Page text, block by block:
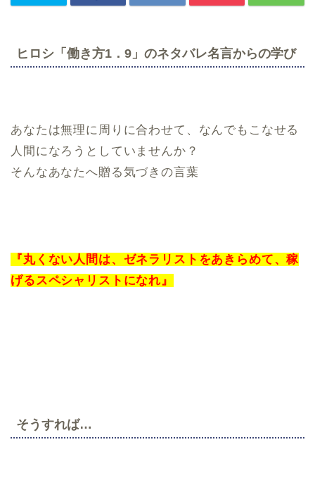
ヒロシ「働き方1．9」のネタバレ名言からの学び
あなたは無理に周りに合わせて、なんでもこなせる
人間になろうとしていませんか？
そんなあなたへ贈る気づきの言葉
『丸くない人間は、ゼネラリストをあきらめて、稼
げるスペシャリストになれ』
そうすれば…